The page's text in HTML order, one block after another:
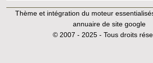
Thème et intégration du moteur
annuaire de site google
© 2007 - 2025 - Tous droits